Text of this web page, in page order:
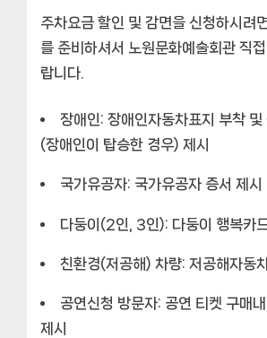
주차요금 할인 및 감면을 신청하시려
를 준비하셔서 노원문화예술회관 직
랍니다.
장애인: 장애인자동차표지 부착
(장애인이 탑승한 경우) 제시
국가유공자: 국가유공자 증서 제시
다둥이(2인, 3인): 다둥이 행복카
친환경(저공해) 차량: 저공해자동
공연신청 방문자: 공연 티켓 구매
제시